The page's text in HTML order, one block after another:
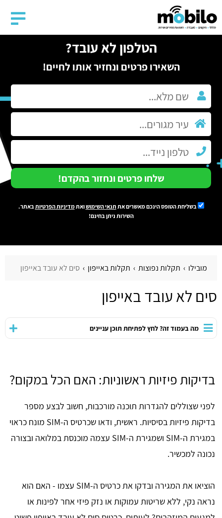
הטלפון לא עובד?
השאירו פרטים ונחזיר אותו לחיים!
שלחו פרטים ונחזור בהקדם!
בשליחת הטופס הינכם מאשרים את תנאי השימושואתמדיניות הפרטיותבאתר.
השירות ניתן בחינם!
מובילו תקלות נפוצות תקלות באייפון סים לא עובד באייפון
סים לא עובד באייפון
מה בעמוד זה? לחץ לפתיחת תוכן עניינים
בדיקות פיזיות ראשוניות: האם הכל במקום?
לפני שצוללים להגדרות תוכנה מורכבות, חשוב לבצע מספר
בדיקות פיזיות בסיסיות. ראשית, ודאו שכרטיס ה-SIM מונח כראוי
במגירת ה-SIM ושמגירת ה-SIM עצמה מוכנסת במלואה ובצורה
נכונה למכשיר.
הוציאו את המגירה ובדקו את כרטיס ה-SIM עצמו - האם הוא
נראה נקי, ללא שריטות עמוקות או נזק פיזי אחר לפינות או